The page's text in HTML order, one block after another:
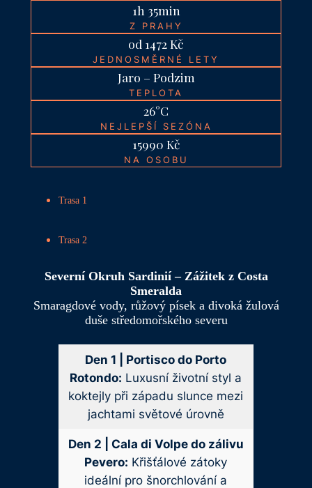
1h 35min
Z PRAHY
od 1472 Kč
JEDNOSMĚRNÉ LETY
Jaro – Podzim
TEPLOTA
26°C
NEJLEPŠÍ SEZÓNA
15990 Kč
NA OSOBU
Trasa 1
Trasa 2
Severní Okruh Sardinií – Zážitek z Costa
Smeralda
Smaragdové vody, růžový písek a divoká žulová
duše středomořského severu
Den 1 | Portisco do Porto
Rotondo: Luxusní životní styl a
koktejly při západu slunce mezi
jachtami světové úrovně
Den 2 | Cala di Volpe do zálivu
Pevero: Křišťálové zátoky
ideální pro šnorchlování a